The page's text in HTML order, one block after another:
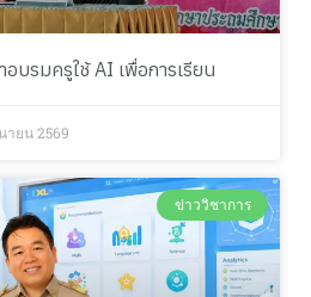
บรมครูใช้ AI เพื่อการเรียน
ายน 2569
ข่าววิชาการ